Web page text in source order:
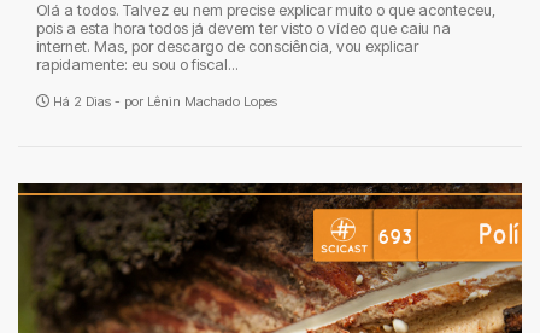
Olá a todos. Talvez eu nem precise explicar muito o que aconteceu,
pois a esta hora todos já devem ter visto o vídeo que caiu na
internet. Mas, por descargo de consciência, vou explicar
rapidamente: eu sou o fiscal...
Há 2 Dias - por Lênin Machado Lopes